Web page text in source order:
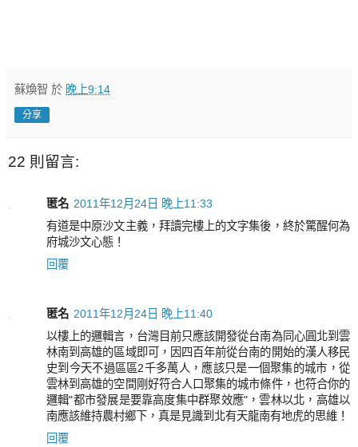
蘇煥智 於 晚上9:14
分享
22 則留言:
匿名 2011年12月24日 晚上11:33
有道是中原沙文主義，拜讀完樓上的文字集後，終於驚醒何為
府城沙文心態！
回覆
匿名 2011年12月24日 晚上11:40
以樓上的邏輯言，台灣目前只應該開發從台南為同心圓北到雲
林南到高雄的區域即可，因四百年前從台南的開始的漢人移民
史到今天不過區區2千多萬人，應該只是一個聚集的城市，從
雲林到高雄的空間剛好符合人口聚集的城市條件，也符合你的
邏輯"都市發展是要靠高度集中群聚效應"，雲林以北，高雄以
南應該維持農村鄉下，真是見識到北有天龍南有地虎的思維！
回覆